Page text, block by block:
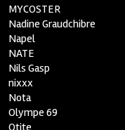
MYCOSTER
Nadine Graudchibre
Napel
NATE
Nils Gasp
nixxx
Nota
Olympe 69
Otite